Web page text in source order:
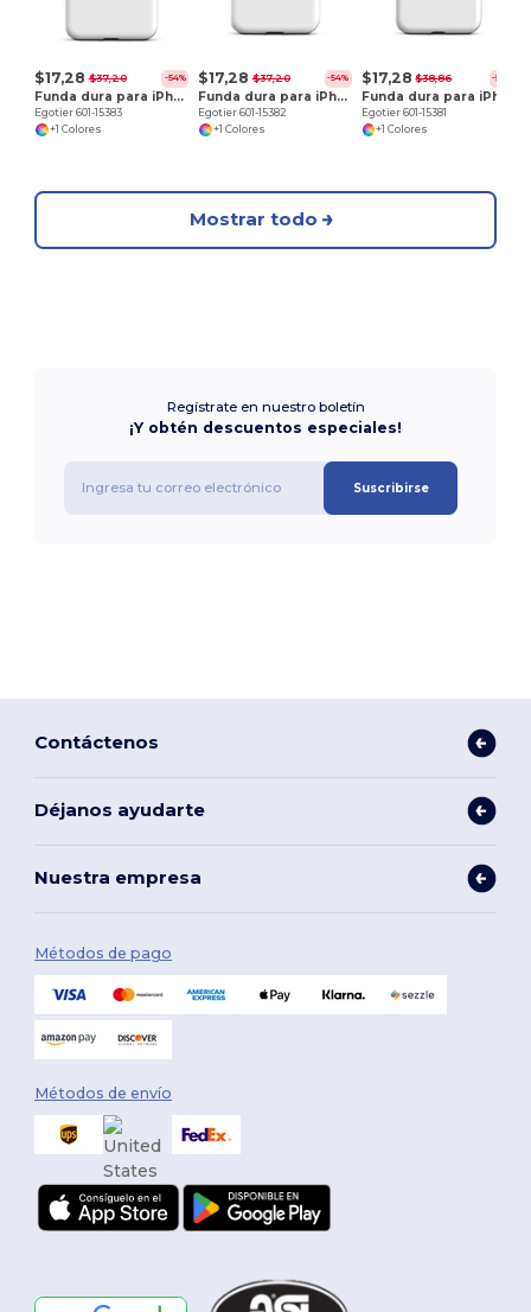
$17,28 $37,20 -54%
Funda dura para iPhone 11 Pro Max
Egotier 601-15383
+1 Colores
$17,28 $37,20 -54%
Funda dura para iPhone 11 Pro
Egotier 601-15382
+1 Colores
$17,28 $38,86 -56%
Egotier 601-15381
+1 Colores
Mostrar todo
Regístrate en nuestro boletín
¡Y obtén descuentos especiales!
Suscribirse
Contáctenos
Déjanos ayudarte
Nuestra empresa
Métodos de pago
Métodos de envío